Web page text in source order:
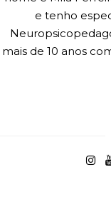
e tenho
mais de 10 anos